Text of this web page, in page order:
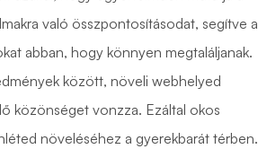
való összpontosításodat, segítve a
abban, hogy könnyen megtaláljanak.
között, növeli webhelyed
közönséget vonzza. Ezáltal okos
növeléséhez a gyerekbarát térben.